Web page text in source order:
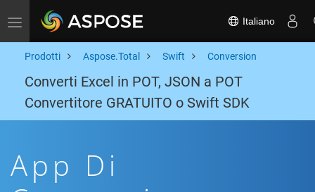
Toggle navigation Italiano
Prodotti Aspose.Total Swift Conversion
Converti Excel in POT, JSON a POT
Convertitore GRATUITO o Swift SDK
App Di